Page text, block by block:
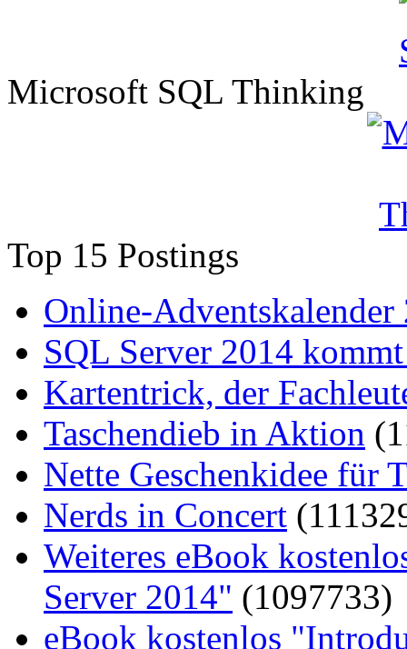
Microsoft SQL Thinking
Top 15 Postings
Online-Adventskalender
SQL Server 2014
Kartentrick, der
Taschendieb in Aktion
Nette Geschenkidee für
Nerds in Concert
Weiteres eBook
Server 2014" (1097733)
eBook kostenlos